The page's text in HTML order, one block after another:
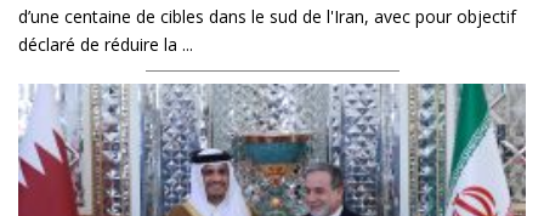
d’une centaine de cibles dans le sud de l'Iran, avec pour objectif
déclaré de réduire la ...